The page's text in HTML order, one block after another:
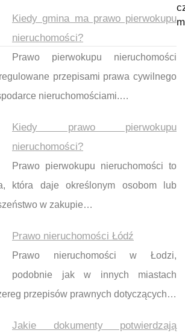
Kiedy gmina ma prawo pierwokupu
nieruchomości?
Prawo pierwokupu nieruchomości
przepisami prawa cywilnego
nieruchomościami.…
Kiedy prawo pierwokupu
nieruchomości?
Prawo pierwokupu nieruchomości to
która daje określonym osobom lub
w zakupie…
Prawo nieruchomości Łódź
Prawo nieruchomości w Łodzi,
podobnie jak w innych miastach
przepisów prawnych dotyczących…
Jakie dokumenty potwierdzają